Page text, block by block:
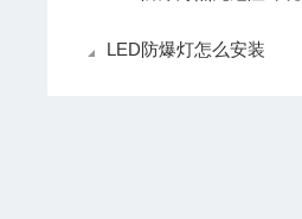
LED防爆灯怎么安装